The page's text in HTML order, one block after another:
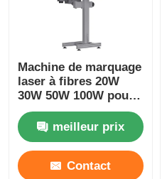
Imprimante UV industrielle
Machine à sceller en
Machine de marquage
laser à fibres 20W
30W 50W 100W pour
l'impression sur les
couvercles
métalliques / en
aluminium
meilleur prix
Contact